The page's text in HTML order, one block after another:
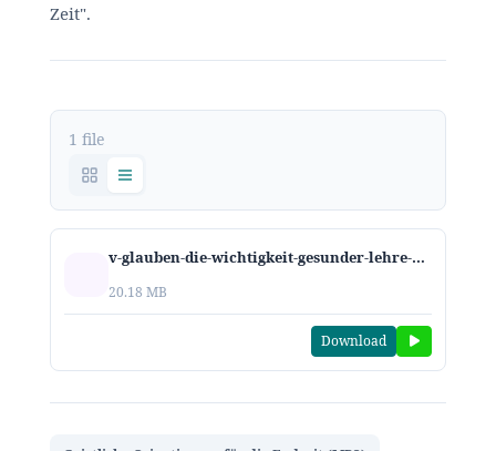
Zeit".
1 file
v-glauben-die-wichtigkeit-gesunder-lehre-2018.mp3
20.18 MB
Download